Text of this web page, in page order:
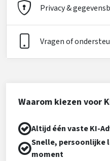
Privacy &
Vragen of
Waarom kiezen voor
Altijd één vaste KI-
Snelle, persoonlijke
moment